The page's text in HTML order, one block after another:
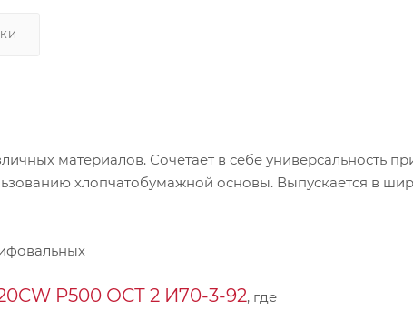
материалов. Сочетает в себе универсальность
хлопчатобумажной основы. Выпускается в
P500 ОСТ 2 И70-3-92, где